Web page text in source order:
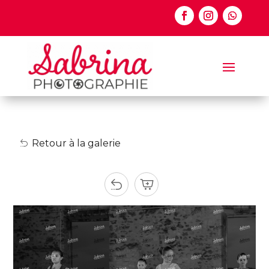
Retour à la galerie